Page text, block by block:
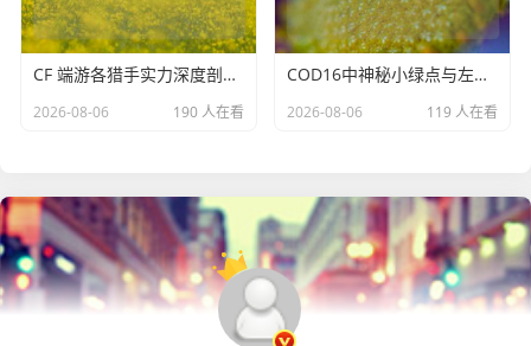
CF 端游各猎手实力深度剖析，究竟哪个猎手更强？
2026-08-06 190 人在看
COD16中神秘小绿点与左侧黄色感叹号揭秘
2026-08-06 119 人在看